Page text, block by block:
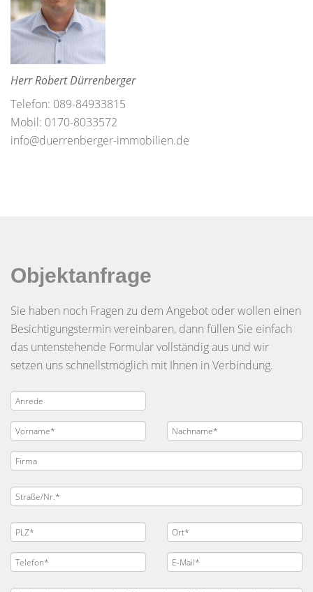
Herr Robert Dürrenberger
Telefon: 089-84933815
Mobil: 0170-8033572
info@duerrenberger-immobilien.de
Objektanfrage
Sie haben noch Fragen zu dem Angebot oder wollen einen
Besichtigungstermin vereinbaren, dann füllen Sie einfach
das untenstehende Formular vollständig aus und wir
setzen uns schnellstmöglich mit Ihnen in Verbindung.